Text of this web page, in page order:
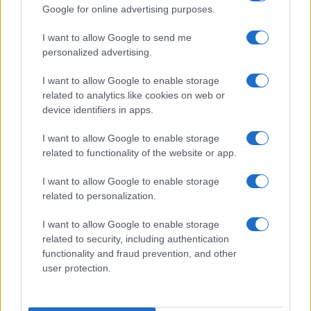
Google for online advertising purposes.
I want to allow Google to send me
personalized advertising.
I want to allow Google to enable storage
related to analytics like cookies on web or
device identifiers in apps.
I want to allow Google to enable storage
related to functionality of the website or app.
I want to allow Google to enable storage
related to personalization.
I want to allow Google to enable storage
related to security, including authentication
functionality and fraud prevention, and other
user protection.
d’emergenza: mistero sull’ennesima
proroga
diRedazione
7 Gennaio 2022, 16:55